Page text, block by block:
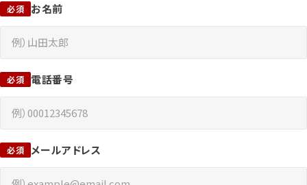
お名前
電話番号
メールアドレス